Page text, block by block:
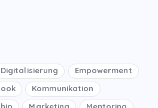
Digitalisierung
Empowerment
Kommunikation